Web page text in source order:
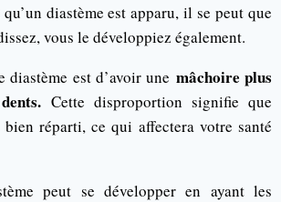
diastème est apparu, il se peut que
vous le développiez également.
diastème est d’avoir une mâchoire plus
Cette disproportion signifie que
bien réparti, ce qui affectera votre santé
peut se développer en ayant les